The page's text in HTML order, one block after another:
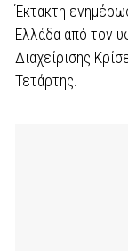
Έκτακτη
Ελλάδα από τον
Διαχείρισης
Τετάρτης.